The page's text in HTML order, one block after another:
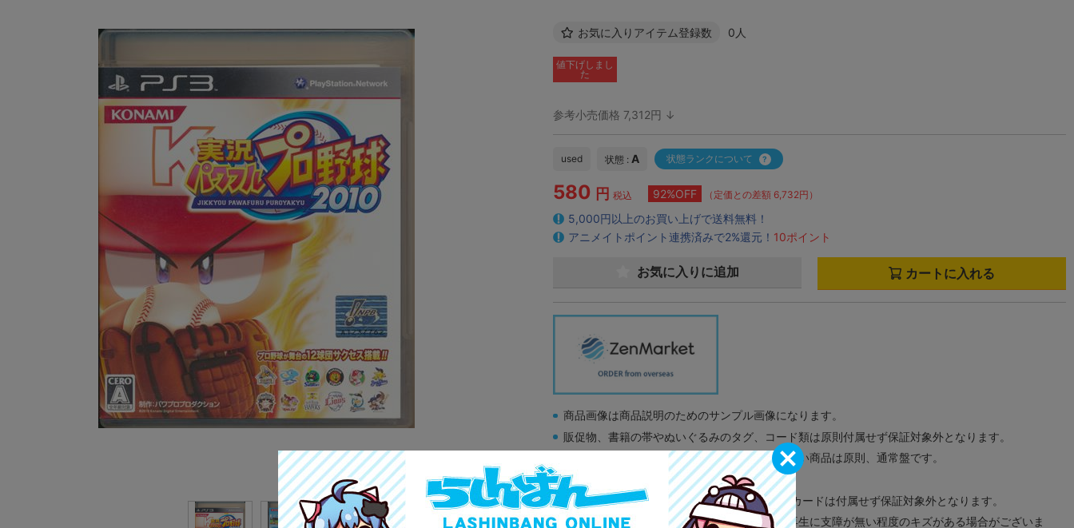
お気に入りアイテム登録数 0人
値下げしまし
た
参考小売価格 7,312円 ↓
used 状態 : A 状態ランクについて
580 円 税込 92%OFF （定価との差額 6,732円）
5,000円以上のお買い上げで送料無料！
アニメイトポイント連携済みで2%還元！ 10ポイント
カートに入れる
お気に入りに追加
商品画像は商品説明のためのサンプル画像になります。
販促物、書籍の帯やぬいぐるみのタグ、コード類は原則付属せず保証対象外となります。
商品名や備考欄に特別な記載が無い限り取り扱い商品は原則、通常盤です。
「電池」は原則として保証対象外となります。
ゲーム機本体には、SDカードなどのメモリーカードは付属せず保証対象外となります。
ディスク類の読み取り面のキズに関しまして再生に支障が無い程度のキズがある場合がございま